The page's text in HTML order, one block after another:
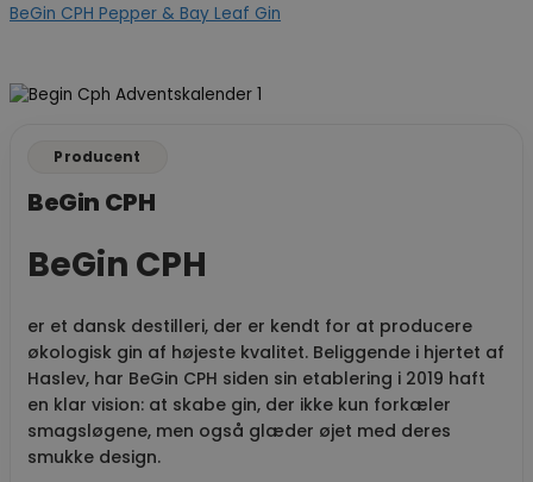
BeGin CPH Pepper & Bay Leaf Gin
Producent
BeGin CPH
BeGin CPH
er et dansk destilleri, der er kendt for at producere
økologisk gin af højeste kvalitet. Beliggende i hjertet af
Haslev, har BeGin CPH siden sin etablering i 2019 haft
en klar vision: at skabe gin, der ikke kun forkæler
smagsløgene, men også glæder øjet med deres
smukke design.